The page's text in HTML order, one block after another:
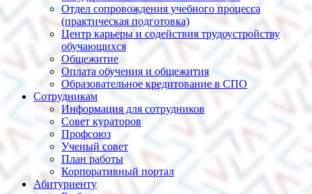
Отдел сопровождения учебного процесса
(практическая подготовка)
Центр карьеры и содействия трудоустройству
обучающихся
Общежитие
Оплата обучения и общежития
Образовательное кредитование в СПО
Сотрудникам
Информация для сотрудников
Совет кураторов
Профсоюз
Ученый совет
План работы
Корпоративный портал
Абитуриенту